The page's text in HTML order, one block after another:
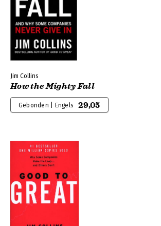
Jim Collins
How the Mighty Fall
Gebonden | Engels 29,05